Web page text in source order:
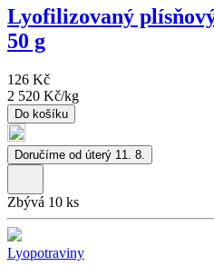
Lyofilizovaný
50 g
126 Kč
2 520 Kč/kg
Do košíku
Doručíme od úterý 11. 8.
Zbývá 10 ks
Lyopotraviny